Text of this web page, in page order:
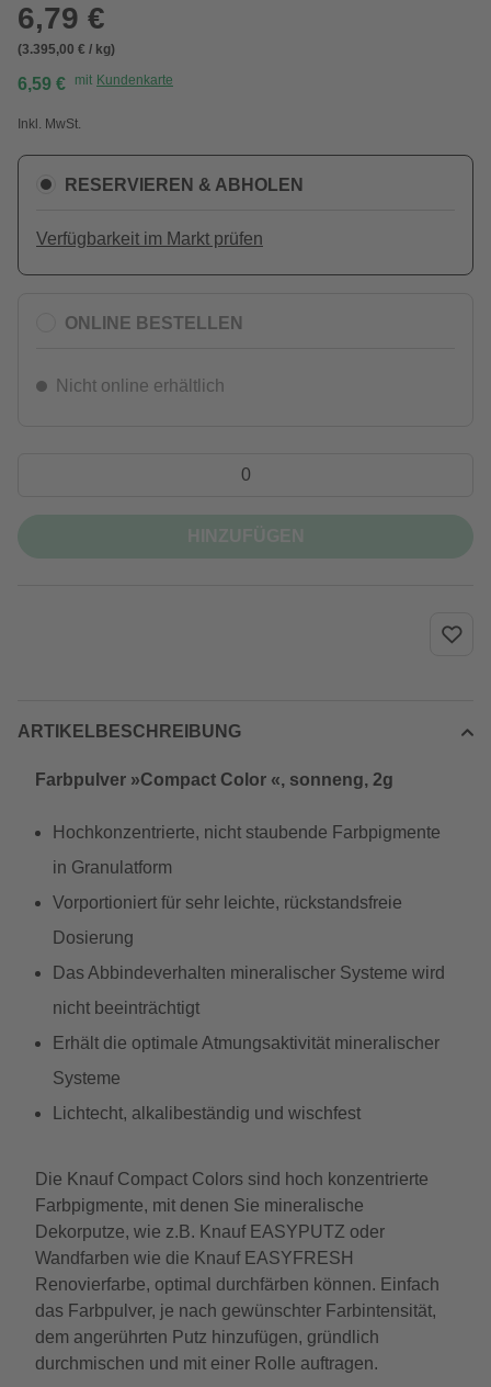
6,79 €
(3.395,00 € / kg)
6,59 € mit Kundenkarte
Inkl. MwSt.
RESERVIEREN & ABHOLEN
Verfügbarkeit im Markt prüfen
ONLINE BESTELLEN
Nicht online erhältlich
ARTIKELBESCHREIBUNG
Farbpulver »Compact Color «, sonneng, 2g
Hochkonzentrierte, nicht staubende Farbpigmente
in Granulatform
Vorportioniert für sehr leichte, rückstandsfreie
Dosierung
Das Abbindeverhalten mineralischer Systeme wird
nicht beeinträchtigt
Erhält die optimale Atmungsaktivität mineralischer
Systeme
Lichtecht, alkalibeständig und wischfest
Die Knauf Compact Colors sind hoch konzentrierte
Farbpigmente, mit denen Sie mineralische
Dekorputze, wie z.B. Knauf EASYPUTZ oder
Wandfarben wie die Knauf EASYFRESH
Renovierfarbe, optimal durchfärben können. Einfach
das Farbpulver, je nach gewünschter Farbintensität,
dem angerührten Putz hinzufügen, gründlich
durchmischen und mit einer Rolle auftragen.